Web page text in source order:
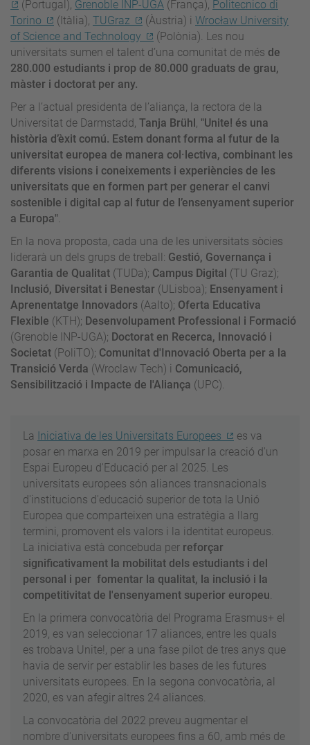
(Portugal), Grenoble INP-UGA (França), Politecnico di
Torino
(Itàlia), TUGraz (Àustria) i Wrocław University
of Science and Technology
(Polònia). Les nou
universitats sumen el talent d’una comunitat de més de
280.000 estudiants i prop de 80.000 graduats de grau,
màster i doctorat per any.
Per a l’actual presidenta de l’aliança, la rectora de la
Universitat de Darmstadd, Tanja Brühl , "Unite! és una
història d’èxit comú. Estem donant forma al futur de la
universitat europea de manera col·lectiva, combinant les
diferents visions i coneixements i experiències de les
universitats que en formen part per generar el canvi
sostenible i digital cap al futur de l’ensenyament superior
a Europa".
En la nova proposta, cada una de les universitats sòcies
liderarà un dels grups de treball: Gestió, Governança i
Garantia de Qualitat (TUDa); Campus Digital (TU Graz);
Inclusió, Diversitat i Benestar (ULisboa); Ensenyament i
Aprenentatge Innovadors (Aalto); Oferta Educativa
Flexible (KTH); Desenvolupament Professional i Formació
(Grenoble INP-UGA); Doctorat en Recerca, Innovació i
Societat (PoliTO); Comunitat d'Innovació Oberta per a la
Transició Verda (Wroclaw Tech) i Comunicació,
Sensibilització i Impacte de l'Aliança (UPC).
La Iniciativa de les Universitats Europees
es va
posar en marxa en 2019 per impulsar la creació d'un
Espai Europeu d'Educació per al 2025. Les
universitats europees són aliances transnacionals
d'institucions d'educació superior de tota la Unió
Europea que comparteixen una estratègia a llarg
termini, promovent els valors i la identitat europeus.
La iniciativa està concebuda per reforçar
significativament la mobilitat dels estudiants i del
personal i per fomentar la qualitat, la inclusió i la
competitivitat de l'ensenyament superior europeu.
En la primera convocatòria del Programa Erasmus+ el
2019, es van seleccionar 17 aliances, entre les quals
es trobava Unite!, per a una fase pilot de tres anys que
havia de servir per establir les bases de les futures
universitats europees. En la segona convocatòria, al
2020, es van afegir altres 24 aliances.
La convocatòria del 2022 preveu augmentar el
nombre d'universitats europees fins a 60, amb més de